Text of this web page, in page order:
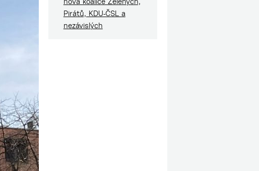
Pirátů, KDU-ČSL a
nezávislých